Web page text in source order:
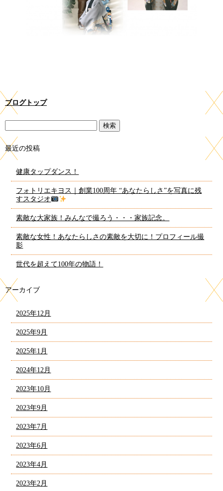
ブログトップ
最近の投稿
健康タップダンス！
フォトリエキヨス｜創業100周年 “あなたらしさ”を写真に残
すスタジオ
素敵な大家族！みんなで撮ろう・・・家族記念。
素敵な女性！あなたらしさの素敵を大切に！プロフィール撮
影
世代を超えて100年の物語！
アーカイブ
2025年12月
2025年9月
2025年1月
2024年12月
2023年10月
2023年9月
2023年7月
2023年6月
2023年4月
2023年2月